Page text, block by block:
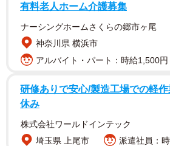
今回の撮影は、千葉・富津と山梨・
ーマは「禁断のデート」。着衣なが
ィライン、その下からのぞく艶やか
ている。東京ニュース通信社発行。
【安納サオリ(あのう・さおり)】
賀県出身。水瓶座。A型。舞台女優
有料老人ホーム介護募集
ナーシングホームさくらの郷市ヶ尾
神奈川県 横浜市
アルバイト・パート：時給1,500円
研修ありで安心/製造工場での軽
休み
株式会社ワールドインテック
埼玉県 上尾市
派遣社員：